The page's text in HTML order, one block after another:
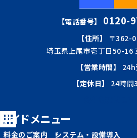
【電話番号】 0120-
【住所】
〒362-
埼玉県上尾市壱丁目50-16
【営業時間】
【定休日】
24時間
サイドメニュー
料金のご案内
システム・設備導入